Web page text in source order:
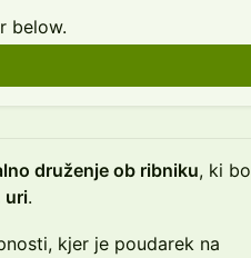
below.
druženje ob ribniku, ki bo
uri.
kjer je poudarek na